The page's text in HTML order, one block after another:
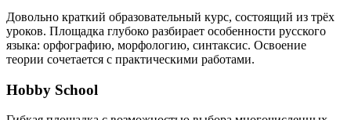
Довольно краткий образовательный курс, состоящий из трёх
уроков. Площадка глубоко разбирает особенности русского
языка: орфографию, морфологию, синтаксис. Освоение
теории сочетается с практическими работами.
Hobby School